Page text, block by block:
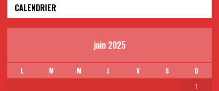
CALENDRIER
juin 2025
L M M J V S
D
1